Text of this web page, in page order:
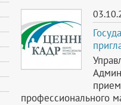
профессионального